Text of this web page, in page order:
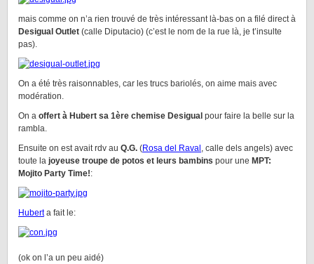
mais comme on n’a rien trouvé de très intéressant là-bas on a filé direct à
Desigual Outlet (calle Diputacio) (c’est le nom de la rue là, je t’insulte
pas).
On a été très raisonnables, car les trucs bariolés, on aime mais avec
modération.
On a offert à Hubert sa 1ère chemise Desigual pour faire la belle sur la
rambla.
Ensuite on est avait rdv au Q.G. (Rosa del Raval , calle dels angels) avec
toute la joyeuse troupe de potos et leurs bambins pour une MPT:
Mojito Party Time!:
Huberta fait le:
(ok on l’a un peu aidé)